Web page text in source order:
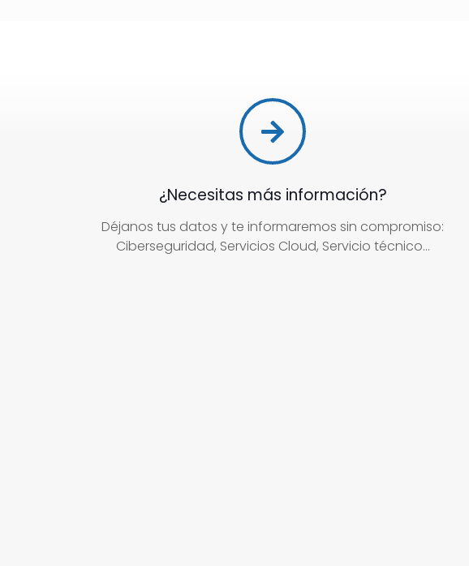
¿Necesitas más información?
Déjanos tus datos y te informaremos sin compromiso:
Ciberseguridad, Servicios Cloud, Servicio técnico...